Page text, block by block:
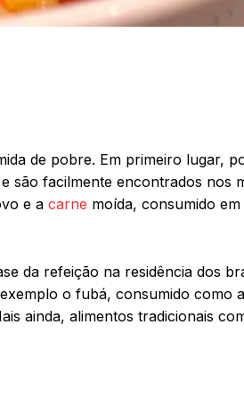
de pobre. Em primeiro lugar,
são facilmente encontrados nos
e a carne moída, consumido
da refeição na residência dos
o fubá, consumido como
ainda, alimentos tradicionais